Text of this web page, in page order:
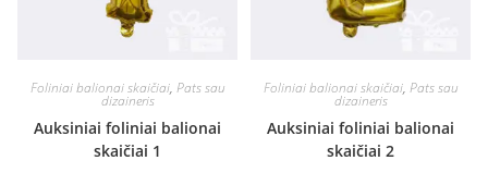
Foliniai balionai skaičiai, Pats sau
dizaineris
Auksiniai foliniai balionai
skaičiai 1
Foliniai balionai skaičiai, Pats sau
dizaineris
Auksiniai foliniai balionai
skaičiai 2